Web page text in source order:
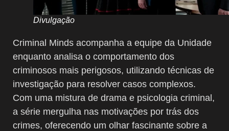
Divulgação
Criminal Minds acompanha a equipe da Unidade
enquanto analisa o comportamento dos
criminosos mais perigosos, utilizando técnicas de
investigação para resolver casos complexos.
Com uma mistura de drama e psicologia criminal,
a série mergulha nas motivações por trás dos
crimes, oferecendo um olhar fascinante sobre a